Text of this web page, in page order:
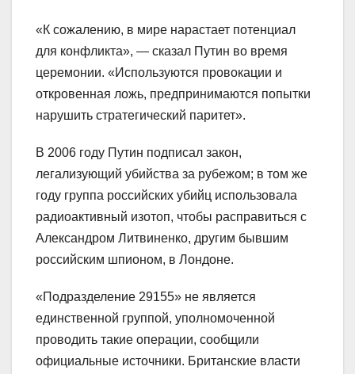
«К сожалению, в мире нарастает потенциал
для конфликта», — сказал Путин во время
церемонии. «Используются провокации и
откровенная ложь, предпринимаются попытки
нарушить стратегический паритет».
В 2006 году Путин подписал закон,
легализующий убийства за рубежом; в том же
году группа российских убийц использовала
радиоактивный изотоп, чтобы расправиться с
Александром Литвиненко, другим бывшим
российским шпионом, в Лондоне.
«Подразделение 29155» не является
единственной группой, уполномоченной
проводить такие операции, сообщили
официальные источники. Британские власти